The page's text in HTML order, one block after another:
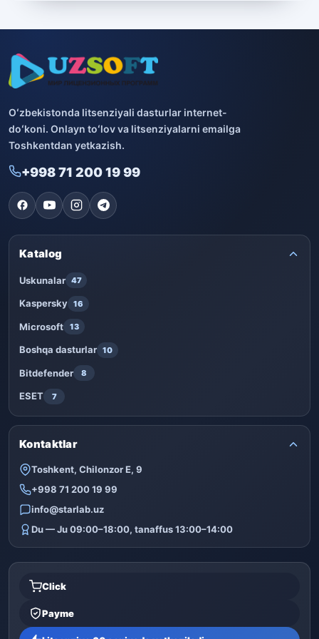
10
ESET
PRO32
Dr.Web
Jivo
Oʻzbekistonda litsenziyali dasturlar internet-
doʻkoni. Onlayn toʻlov va litsenziyalarni emailga
Toshkentdan yetkazish.
+998 71 200 19 99
Katalog
Uskunalar 47
Kaspersky 16
Microsoft 13
Boshqa dasturlar 10
Bitdefender 8
ESET 7
Kontaktlar
Toshkent, Chilonzor E, 9
+998 71 200 19 99
info@starlab.uz
Du — Ju 09:00–18:00, tanaffus 13:00–14:00
Click
Payme